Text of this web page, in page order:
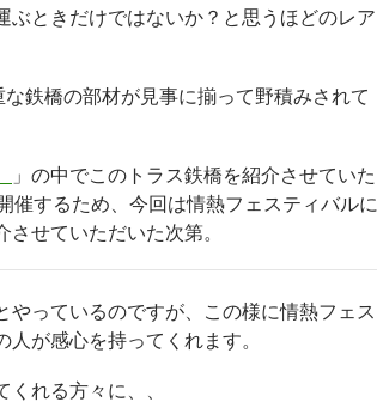
ときだけではないか？と思うほどのレア
鉄橋の部材が見事に揃って野積みされて
」の中でこのトラス鉄橋を紹介させていた
催するため、今回は情熱フェスティバルに
させていただいた次第。
っているのですが、この様に情熱フェス
が感心を持ってくれます。
くれる方々に、、